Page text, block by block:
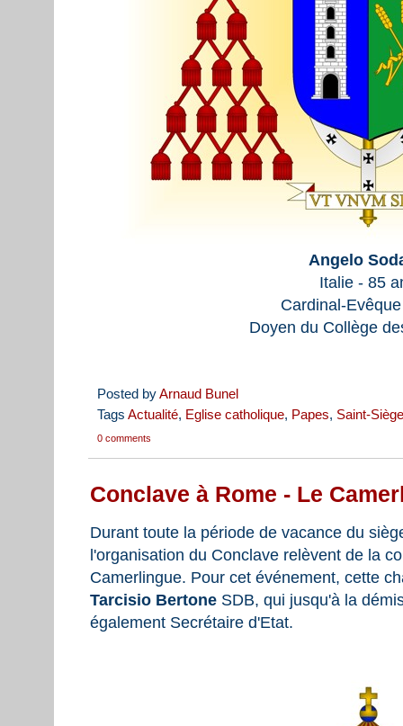
Angelo
Italie - 85
Cardinal-
Doyen du Collège
Posted byArnaud Bunel
Tags Actualité, Eglise catholique, Papes, Saint-Siège
0 comments
Conclave à Rome - Le
Durant toute la période de vacance du
l'organisation du Conclave relèvent de la
Camerlingue. Pour cet événement, cette
Tarcisio Bertone SDB, qui jusqu'à la
également Secrétaire d'Etat.